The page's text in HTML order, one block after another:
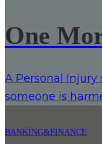
One
A Personal
someone is
BANKING&FINANCE